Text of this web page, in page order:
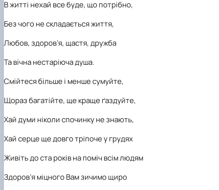
В житті нехай все буде, що потрібно,
Без чого не складається життя,
Любов, здоров’я, щастя, дружба
Та вічна нестаріюча душа.
Смійтеся більше і менше сумуйте,
Щораз багатійте, ще краще ґаздуйте,
Хай думи ніколи спочинку не знають,
Хай серце ще довго тріпоче у грудях
Живіть до ста років на поміч всім людям
Здоров’я міцного Вам зичимо щиро